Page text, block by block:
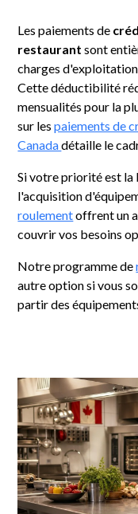
Les paiements de
restaurant sont
charges d'exploitation
Cette déductibilité
mensualités pour la
sur lespaiements de
Canadadétaille le
Si votre priorité est
l'acquisition
roulementoffrent un
couvrir vos besoins
Notre programme de
autre option si vous
partir des